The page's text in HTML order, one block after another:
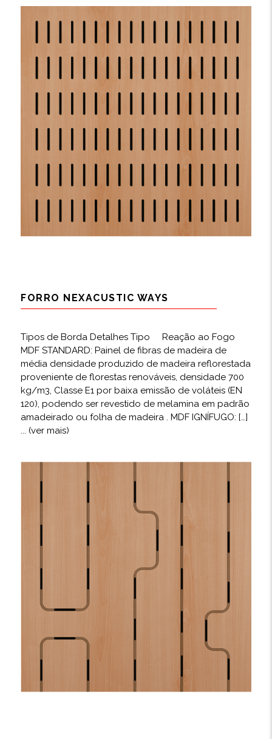
FORRO NEXACUSTIC WAYS
Tipos de Borda Detalhes Tipo Reação ao Fogo
MDF STANDARD: Painel de fibras de madeira de
média densidade produzido de madeira reflorestada
proveniente de florestas renováveis, densidade 700
kg/m3, Classe E1 por baixa emissão de voláteis (EN
120), podendo ser revestido de melamina em padrão
amadeirado ou folha de madeira . MDF IGNÍFUGO: […]
... (ver mais)